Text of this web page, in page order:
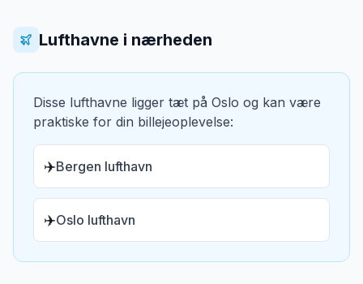
Lufthavne i nærheden
Disse lufthavne ligger tæt på Oslo og kan være
praktiske for din billejeoplevelse:
✈️Bergen lufthavn
✈️Oslo lufthavn